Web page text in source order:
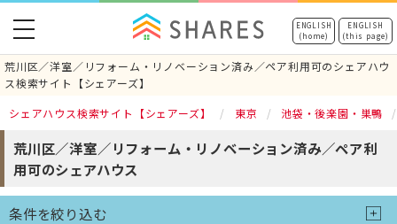
ENGLISH
(home)
ENGLISH
(this page)
荒川区／洋室／リフォーム・リノベーション済み／ペア利用可のシェアハウ
ス検索サイト【シェアーズ】
toggle
navigation
シェアハウス検索サイト【シェアーズ】 東京 池袋・後楽園・巣鴨
荒川区／洋室／リフォーム・リノベーション済み／ペア利
用可のシェアハウス
条件を絞り込む